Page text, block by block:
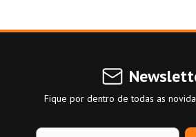
Fique por dentro de todas as